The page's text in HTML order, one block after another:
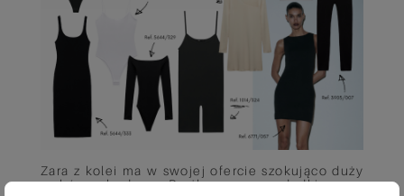
Zara z kolei ma w swojej ofercie szokująco duży
wybór body. Prążkowane, gładkie, z